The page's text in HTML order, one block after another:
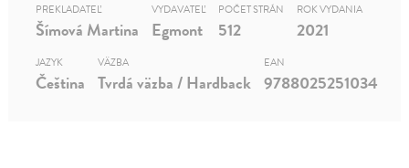
PREKLADATEĽ
Šímová Martina
VYDAVATEĽ
Egmont
POČET STRÁN
512
ROK VYDANIA
2021
JAZYK
Čeština
VÄZBA
Tvrdá väzba / Hardback
EAN
9788025251034